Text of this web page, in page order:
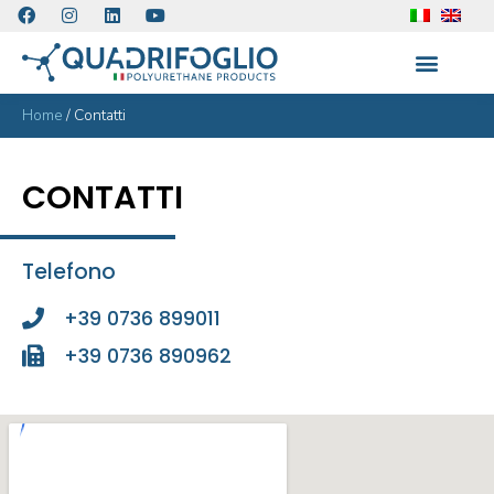
Home / Contatti
CONTATTI
Telefono
+39 0736 899011
+39 0736 890962